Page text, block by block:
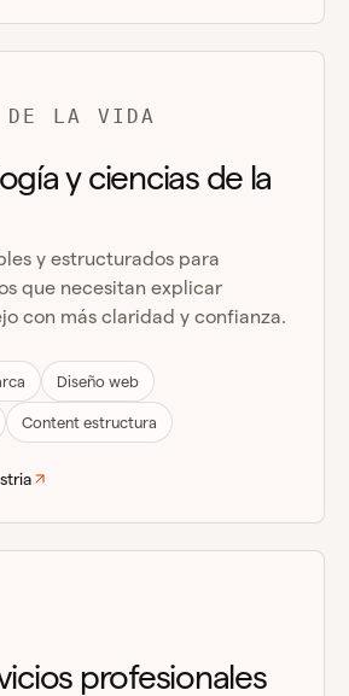
DE LA VIDA
y ciencias de la
y estructurados para
que necesitan explicar
con más claridad y confianza.
Diseño web
Content estructura
profesionales